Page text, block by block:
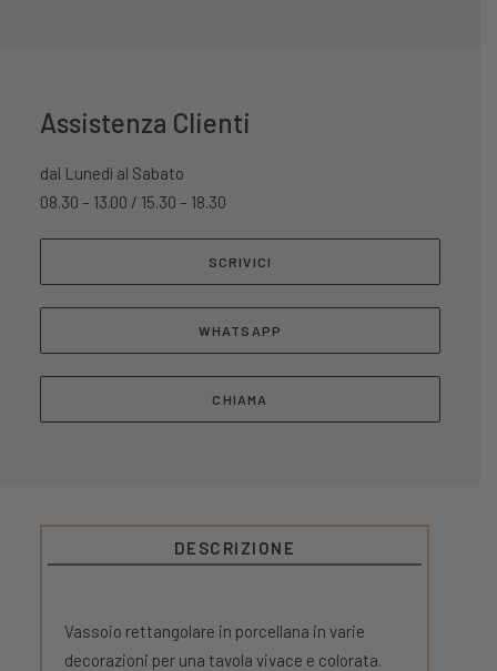
Assistenza Clienti
dal Lunedì al Sabato
08.30 – 13.00 / 15.30 – 18.30
SCRIVICI
WHATSAPP
CHIAMA
DESCRIZIONE
Vassoio rettangolare in porcellana in varie
decorazioni per una tavola vivace e colorata.